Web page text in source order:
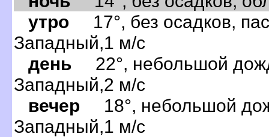
утро 17°, без осадков,
Западный,1 м/с
день 22°, небольшой
Западный,2 м/с
вечер 18°, небольшой
Западный,1 м/с